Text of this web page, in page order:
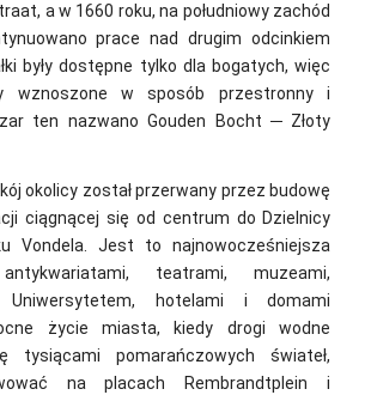
a w 1660 roku, na południowy zachód
prace nad drugim odcinkiem
były dostępne tylko dla bogatych, więc
wznoszone w sposób przestronny i
ten nazwano Gouden Bocht ─ Złoty
okolicy został przerwany przez budowę
ciągnącej się od centrum do Dzielnicy
Vondela. Jest to najnowocześniejsza
teatrami, muzeami,
hotelami i domami
życie miasta, kiedy drogi wodne
tysiącami pomarańczowych świateł,
na placach Rembrandtplein i